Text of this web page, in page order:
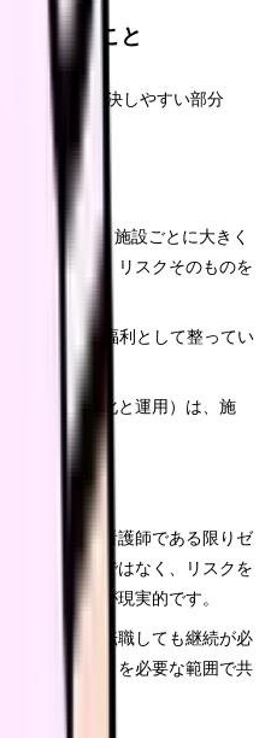
しにくいこと
、転職で解決しやすい部分
状況の差は、施設ごとに大きく
移ることで、リスクそのものを
制度が職員福利として整ってい
。
やすさ（文化と運用）は、施
のものは、看護師である限りゼ
にする転職ではなく、リスクを
という発想が現実的です。
過観察は、転職しても継続が必
中であることを必要な範囲で共